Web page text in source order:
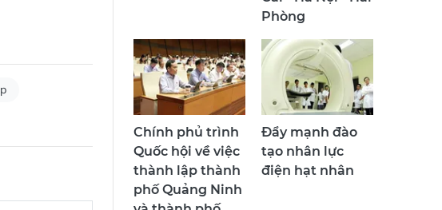
Phòng
Chính phủ trình
Quốc hội về việc
thành lập thành
phố Quảng Ninh
và thành phố
Đẩy mạnh đào
tạo nhân lực
điện hạt nhân